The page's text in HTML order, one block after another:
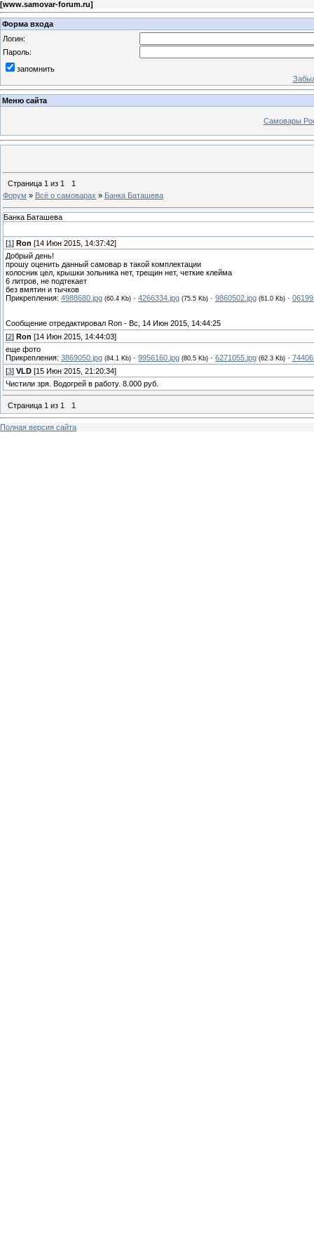
[www.samovar-forum.ru]
Форма входа
Логин:
Пароль:
запомнить
Меню сайта
Самовары
Страница 1 из 1
1
Форум » Всё о самоварах » Банка Баташева
Банка Баташева
[1 ] Ron [14 Июн 2015, 14:37:42]
Добрый день!
прошу оценить данный самовар в такой комплектации
колосник цел, крышки зольника нет, трещин нет, четкие клейма
6 литров, не подтекает
без вмятин и тычков
Прикрепления: 4988680.jpg (60.4 Kb) · 4266334.jpg (75.5 Kb) · 9860502.jpg (61.0 Kb) ·
Сообщение отредактировал Ron - Вс, 14 Июн 2015, 14:44:25
[2] Ron [14 Июн 2015, 14:44:03]
еще фото
Прикрепления: 3869050.jpg (84.1 Kb) · 9956160.jpg (80.5 Kb) · 6271055.jpg (62.3 Kb) ·
[3] VLD [15 Июн 2015, 21:20:34]
Чистили зря. Водогрей в работу. 8.000 руб.
Страница 1 из 1 1
Полная версия сайта